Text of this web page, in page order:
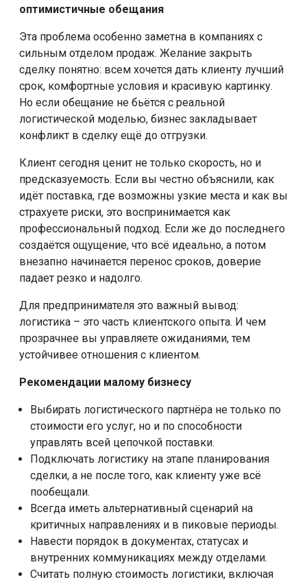
оптимистичные обещания
Эта проблема особенно заметна в компаниях с
сильным отделом продаж. Желание закрыть
сделку понятно: всем хочется дать клиенту лучший
срок, комфортные условия и красивую картинку.
Но если обещание не бьётся с реальной
логистической моделью, бизнес закладывает
конфликт в сделку ещё до отгрузки.
Клиент сегодня ценит не только скорость, но и
предсказуемость. Если вы честно объяснили, как
идёт поставка, где возможны узкие места и как вы
страхуете риски, это воспринимается как
профессиональный подход. Если же до последнего
создаётся ощущение, что всё идеально, а потом
внезапно начинается перенос сроков, доверие
падает резко и надолго.
Для предпринимателя это важный вывод:
логистика – это часть клиентского опыта. И чем
прозрачнее вы управляете ожиданиями, тем
устойчивее отношения с клиентом.
Рекомендации малому бизнесу
Выбирать логистического партнёра не только по
стоимости его услуг, но и по способности
управлять всей цепочкой поставки.
Подключать логистику на этапе планирования
сделки, а не после того, как клиенту уже всё
пообещали.
Всегда иметь альтернативный сценарий на
критичных направлениях и в пиковые периоды.
Навести порядок в документах, статусах и
внутренних коммуникациях между отделами.
Считать полную стоимость логистики, включая